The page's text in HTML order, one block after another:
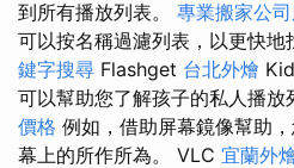
到所有播放列表。 專業搬家公
可以按名稱過濾列表，以更快地
鍵字搜尋 Flashget 台北外燴
可以幫助您了解孩子的私人播放
價格 例如，借助屏幕鏡像幫助
幕上的所作所為。 VLC 宜蘭外